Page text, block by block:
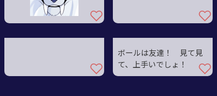
ボールは友達！ 見て見
て、上手いでしょ！